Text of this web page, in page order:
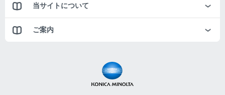
当サイトについて
ご案内